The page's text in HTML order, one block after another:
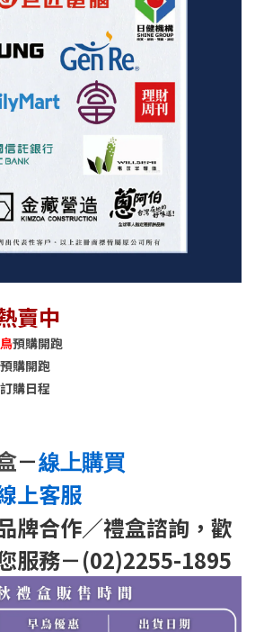
賣中
預購開跑
預購開跑
購日程
－線上購買
上客服
牌合作／禮盒諮詢，歡
服務－(02)2255-1895